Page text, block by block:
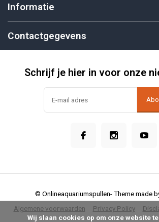
Informatie
Contactgegevens
Schrijf je hier in voor onze
Algemene voorwaarden Privacy Policy
© Onlineaquariumspullen- Theme made